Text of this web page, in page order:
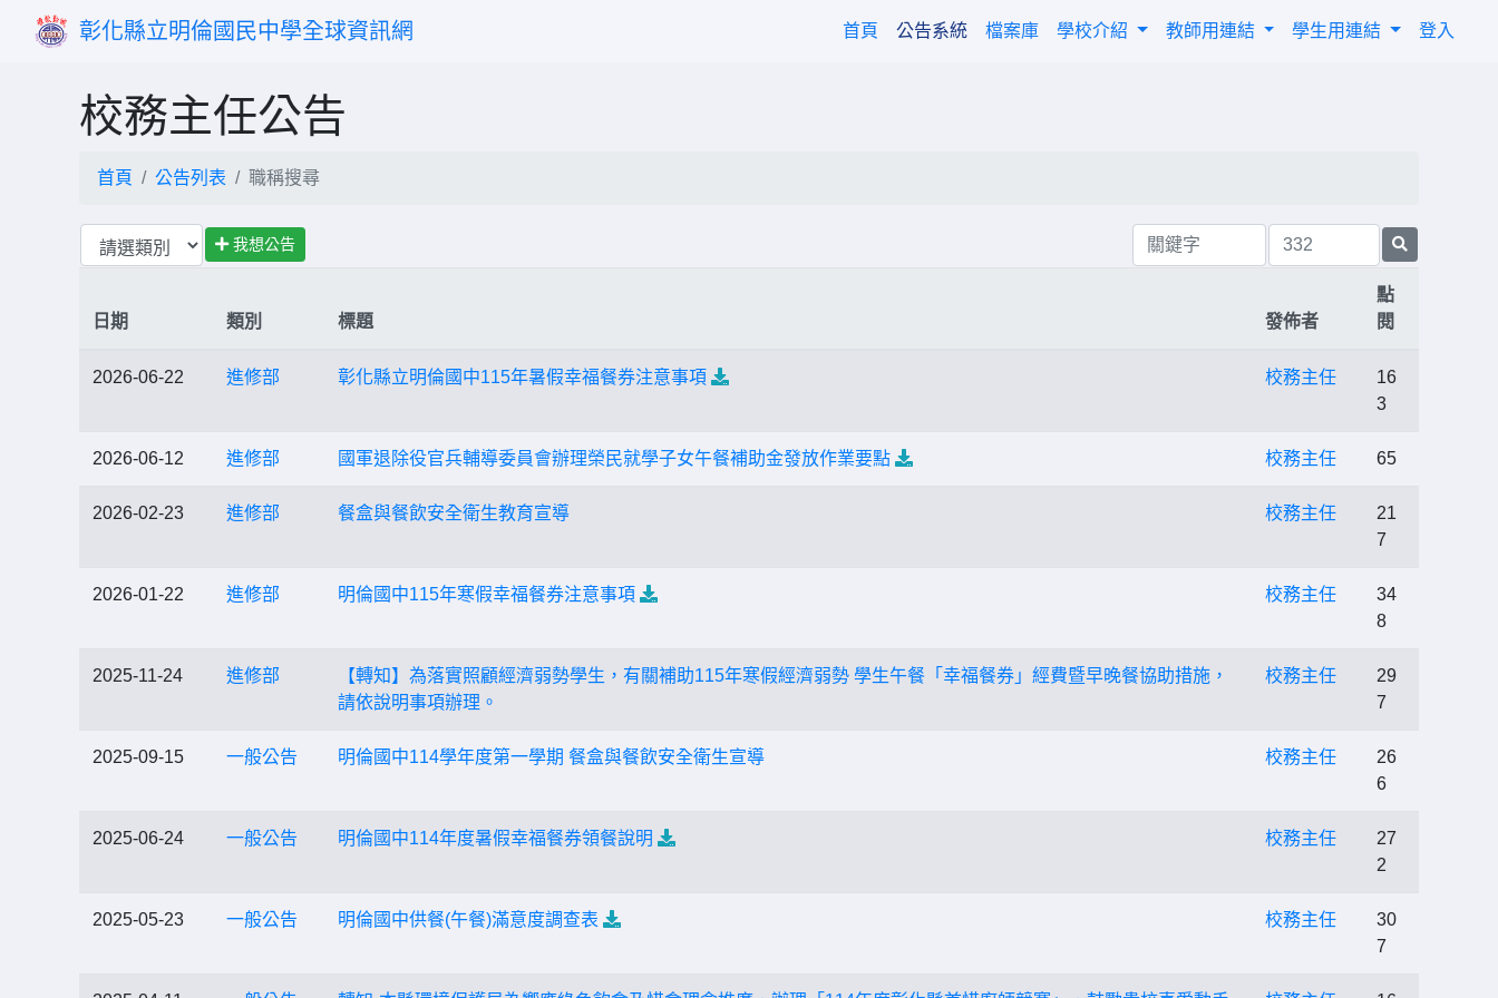
彰化縣立明倫國民中學全球資訊網 首頁(current)
公告系統 檔案庫 學校介紹 教師用連結 學生用連結 登入
校務主任公告
首頁 公告列表 職稱搜尋
我想公告
日期 類別 標題 發佈者
點
閱
2026-06-22 進修部 彰化縣立明倫國中115年暑假幸福餐券注意事項 校務主任
16
3
2026-06-12 進修部 國軍退除役官兵輔導委員會辦理榮民就學子女午餐補助金發放作業要點 校務主任 65
2026-02-23 進修部 餐盒與餐飲安全衛生教育宣導 校務主任
21
7
2026-01-22 進修部 明倫國中115年寒假幸福餐券注意事項 校務主任
34
8
2025-11-24 進修部
【轉知】為落實照顧經濟弱勢學生，有關補助115年寒假經濟弱勢 學生午餐「幸福餐券」經費暨早晚餐協助措施，
請依說明事項辦理。
校務主任
29
7
2025-09-15 一般公告 明倫國中114學年度第一學期 餐盒與餐飲安全衛生宣導 校務主任
26
6
2025-06-24 一般公告 明倫國中114年度暑假幸福餐券領餐說明 校務主任
27
2
2025-05-23 一般公告 明倫國中供餐(午餐)滿意度調查表 校務主任
30
7